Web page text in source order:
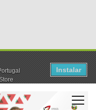
Instalar